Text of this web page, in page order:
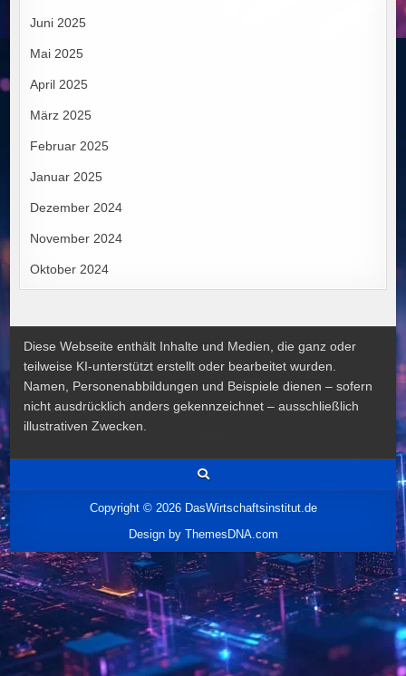
Juni 2025
Mai 2025
April 2025
März 2025
Februar 2025
Januar 2025
Dezember 2024
November 2024
Oktober 2024
Diese Webseite enthält Inhalte und Medien, die ganz oder
teilweise KI-unterstützt erstellt oder bearbeitet wurden.
Namen, Personenabbildungen und Beispiele dienen – sofern
nicht ausdrücklich anders gekennzeichnet – ausschließlich
illustrativen Zwecken.
Copyright © 2026 DasWirtschaftsinstitut.de
Design by ThemesDNA.com